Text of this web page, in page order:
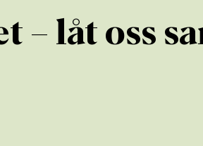
– låt oss